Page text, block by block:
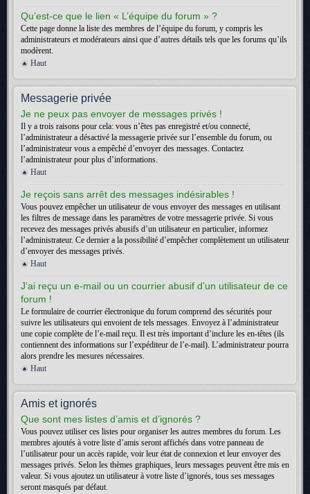
Qu’est-ce que le lien « L’équipe du forum » ?
Cette page donne la liste des membres de l’équipe du forum, y compris les
administrateurs et modérateurs ainsi que d’autres détails tels que les forums qu’ils
modèrent.
Haut
Messagerie privée
Je ne peux pas envoyer de messages privés !
Il y a trois raisons pour cela: vous n’êtes pas enregistré et/ou connecté,
l’administrateur a désactivé la messagerie privée sur l’ensemble du forum, ou
l’administrateur vous a empêché d’envoyer des messages. Contactez
l’administrateur pour plus d’informations.
Haut
Je reçois sans arrêt des messages indésirables !
Vous pouvez empêcher un utilisateur de vous envoyer des messages en utilisant
les filtres de message dans les paramètres de votre messagerie privée. Si vous
recevez des messages privés abusifs d’un utilisateur en particulier, informez
l’administrateur. Ce dernier a la possibilité d’empêcher complètement un utilisateur
d’envoyer des messages privés.
Haut
J’ai reçu un e-mail ou un courrier abusif d’un utilisateur de ce
forum !
Le formulaire de courrier électronique du forum comprend des sécurités pour
suivre les utilisateurs qui envoient de tels messages. Envoyez à l’administrateur
une copie complète de l’e-mail reçu. Il est très important d’inclure les en-têtes (ils
contiennent des informations sur l’expéditeur de l’e-mail). L’administrateur pourra
alors prendre les mesures nécessaires.
Haut
Amis et ignorés
Que sont mes listes d’amis et d’ignorés ?
Vous pouvez utiliser ces listes pour organiser les autres membres du forum. Les
membres ajoutés à votre liste d’amis seront affichés dans votre panneau de
l’utilisateur pour un accès rapide, voir leur état de connexion et leur envoyer des
messages privés. Selon les thèmes graphiques, leurs messages peuvent être mis en
valeur. Si vous ajoutez un utilisateur à votre liste d’ignorés, tous ses messages
seront masqués par défaut.